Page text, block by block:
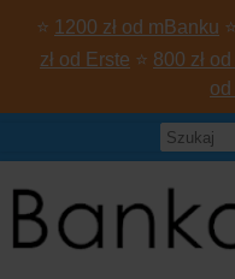
⭐ 1200 zł od mBanku ⭐
zł od Erste ⭐ 800 zł